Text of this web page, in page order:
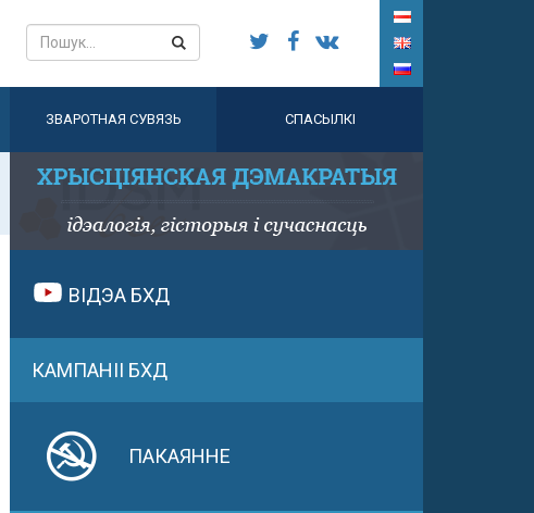
ЗВАРОТНАЯ СУВЯЗЬ СПАСЫЛКІ
ВІДЭА БХД
КАМПАНІІ БХД
ПАКАЯННЕ